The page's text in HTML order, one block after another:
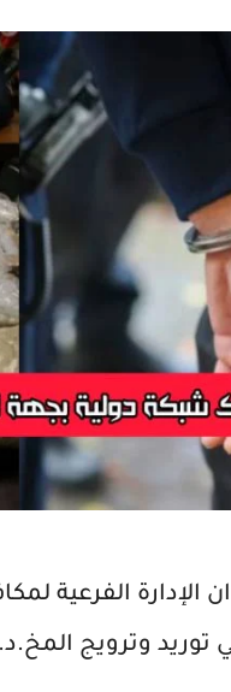
الإدارة الفرعية
وترويج